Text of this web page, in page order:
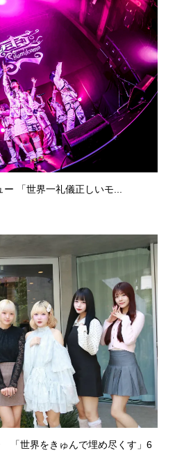
「世界一礼儀正しいモ...
「世界をきゅんで埋め尽くす」6